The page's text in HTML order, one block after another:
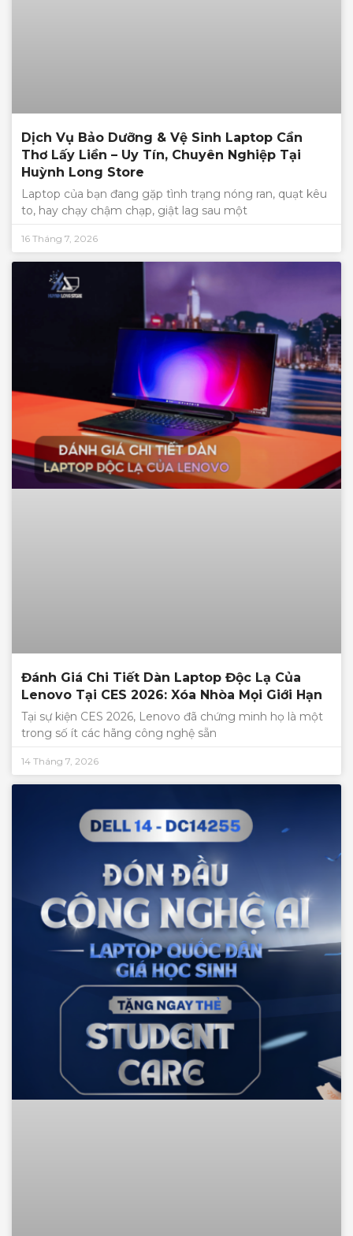
Dịch Vụ Bảo Dưỡng & Vệ Sinh Laptop Cần
Thơ Lấy Liền – Uy Tín, Chuyên Nghiệp Tại
Huỳnh Long Store
Laptop của bạn đang gặp tình trạng nóng ran, quạt kêu
to, hay chạy chậm chạp, giật lag sau một
16 Tháng 7, 2026
Đánh Giá Chi Tiết Dàn Laptop Độc Lạ Của
Lenovo Tại CES 2026: Xóa Nhòa Mọi Giới Hạn
Tại sự kiện CES 2026, Lenovo đã chứng minh họ là một
trong số ít các hãng công nghệ sẵn
14 Tháng 7, 2026